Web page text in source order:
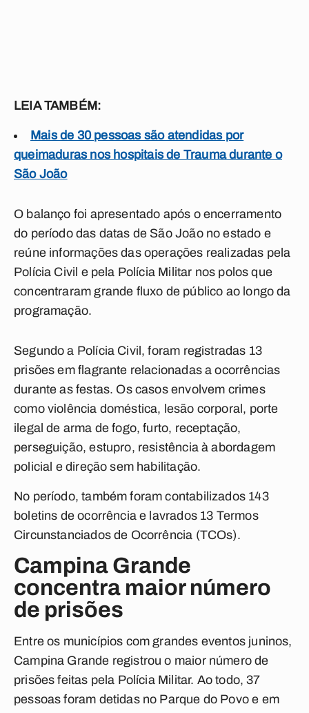
LEIA TAMBÉM:
Mais de 30 pessoas são atendidas por
queimaduras nos hospitais de Trauma durante o
São João
O balanço foi apresentado após o encerramento
do período das datas de São João no estado e
reúne informações das operações realizadas pela
Polícia Civil e pela Polícia Militar nos polos que
concentraram grande fluxo de público ao longo da
programação.
Segundo a Polícia Civil, foram registradas 13
prisões em flagrante relacionadas a ocorrências
durante as festas. Os casos envolvem crimes
como violência doméstica, lesão corporal, porte
ilegal de arma de fogo, furto, receptação,
perseguição, estupro, resistência à abordagem
policial e direção sem habilitação.
No período, também foram contabilizados 143
boletins de ocorrência e lavrados 13 Termos
Circunstanciados de Ocorrência (TCOs).
Campina Grande
concentra maior número
de prisões
Entre os municípios com grandes eventos juninos,
Campina Grande registrou o maior número de
prisões feitas pela Polícia Militar. Ao todo, 37
pessoas foram detidas no Parque do Povo e em